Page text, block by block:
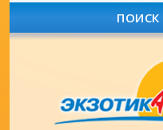
ПОИСК